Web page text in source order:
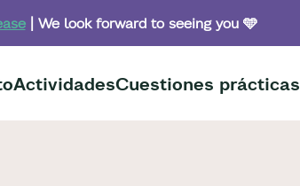
| We look forward to seeing you 🩵
ActividadesCuestiones prácticas